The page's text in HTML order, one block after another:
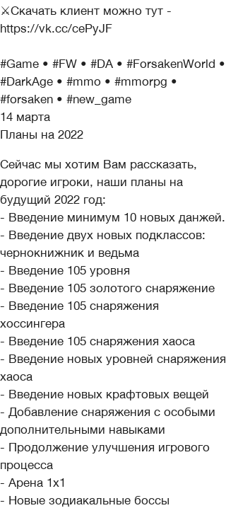
⚔Скачать клиент можно тут -
https://vk.cc/cePyJF
#Game • #FW • #DA • #ForsakenWorld •
#DarkAge • #mmo • #mmorpg •
#forsaken • #new_game
14 марта
Планы на 2022
Сейчас мы хотим Вам рассказать,
дорогие игроки, наши планы на
будущий 2022 год:
- Введение минимум 10 новых данжей.
- Введение двух новых подклассов:
чернокнижник и ведьма
- Введение 105 уровня
- Введение 105 золотого снаряжение
- Введение 105 снаряжения
хоссингера
- Введение 105 снаряжения хаоса
- Введение новых уровней снаряжения
хаоса
- Введение новых крафтовых вещей
- Добавление снаряжения с особыми
дополнительными навыками
- Продолжение улучшения игрового
процесса
- Арена 1х1
- Новые зодиакальные боссы